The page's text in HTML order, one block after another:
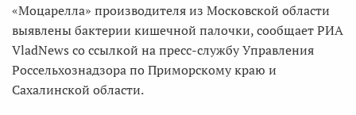
«Моцарелла» производителя из Московской области
выявлены бактерии кишечной палочки, сообщает РИА
VladNews со ссылкой на пресс-службу Управления
Россельхознадзора по Приморскому краю и
Сахалинской области.